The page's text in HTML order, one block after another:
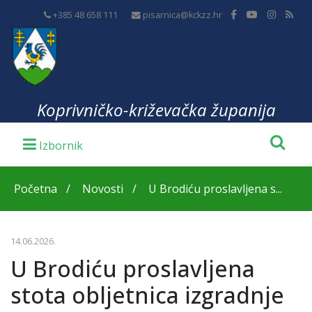
+385 48 658 111 pisarnica@kckzz.hr
Koprivničko-križevačka županija
Početna Novosti U Brodiću proslavljena s...
14.06.2026.
U Brodiću proslavljena
stota obljetnica izgradnje